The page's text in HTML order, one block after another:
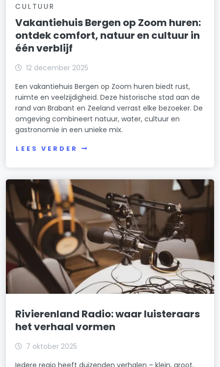
CULTUUR
Vakantiehuis Bergen op Zoom huren:
ontdek comfort, natuur en cultuur in
één verblijf
12 december 2025
Een vakantiehuis Bergen op Zoom huren biedt rust,
ruimte en veelzijdigheid. Deze historische stad aan de
rand van Brabant en Zeeland verrast elke bezoeker. De
omgeving combineert natuur, water, cultuur en
gastronomie in een unieke mix.
LEES VERDER
Rivierenland Radio: waar luisteraars
het verhaal vormen
7 oktober 2025
Iedere regio heeft duizenden verhalen – klein, groot,